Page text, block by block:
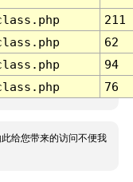
211
62
94
76
给您带来的访问不便我